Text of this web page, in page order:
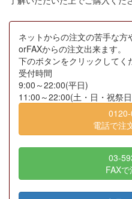
ネットからの注文の苦手な
orFAXからの注文出来ます。
下のボタンをクリックしてく
受付時間
9:00～22:00(平日)
11:00～22:00(土・日・祝祭
電話で注
03-
FAX